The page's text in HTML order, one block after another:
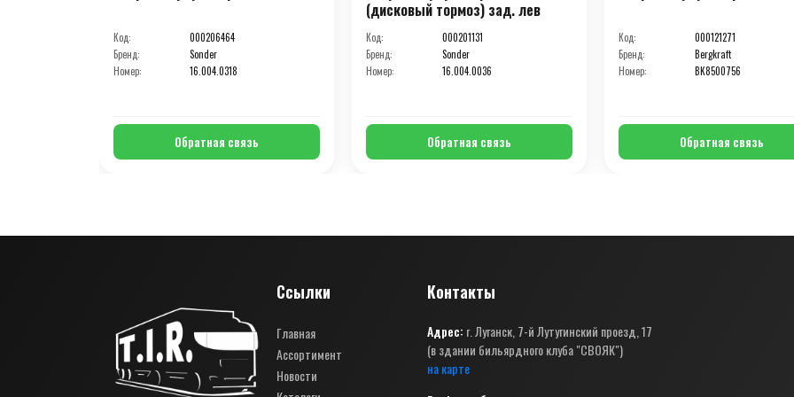
Код:
000206464
Бренд:
Sonder
Номер:
16.004.0318
Обратная связь
(дисковый тормоз) зад. лев
Код:
000201131
Бренд:
Sonder
Номер:
16.004.0036
Обратная связь
Код:
000121271
Бренд:
Bergkraft
Номер:
BK8500756
Обратная связь
Ссылки
Главная
Ассортимент
Новости
Контакты
Адрес: г. Луганск, 7-й Лутугинский проезд, 17
(в здании бильярдного клуба "СВОЯК")
на карте